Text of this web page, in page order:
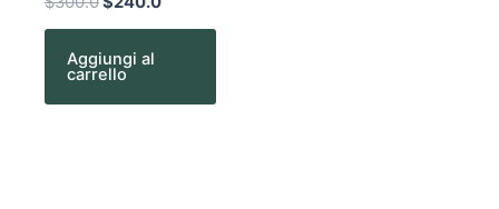
Aggiungi al
carrello